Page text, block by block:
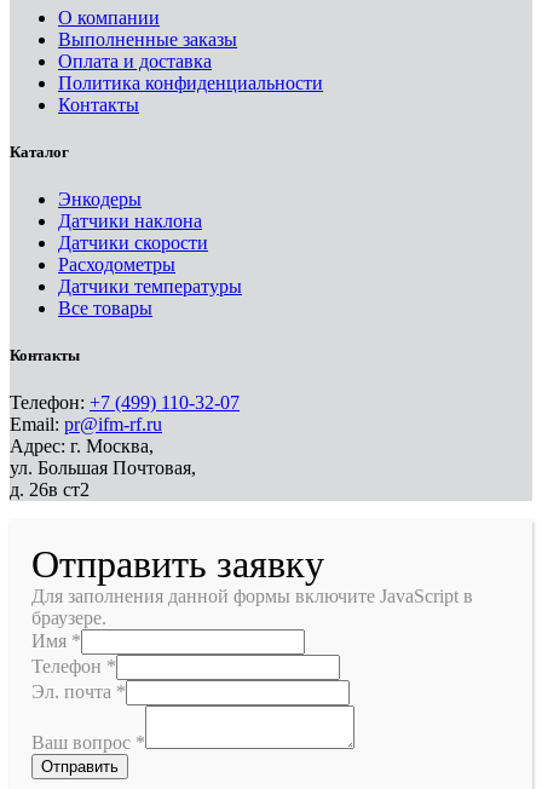
О компании
Выполненные заказы
Оплата и доставка
Политика конфиденциальности
Контакты
Каталог
Энкодеры
Датчики наклона
Датчики скорости
Расходометры
Датчики температуры
Все товары
Контакты
Телефон: +7 (499) 110-32-07
Email: pr@ifm-rf.ru
Адрес: г. Москва,
ул. Большая Почтовая,
д. 26в ст2
Отправить заявку
Для заполнения данной формы включите JavaScript в
браузере.
Имя *
Телефон *
Эл. почта *
Ваш вопрос *
Отправить